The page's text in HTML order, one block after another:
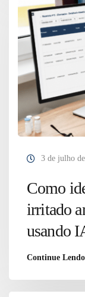
3 de julho
Como
irritado
usando
Continue Lendo